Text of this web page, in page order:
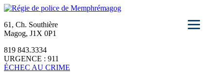
61, Ch. Southière
Magog, J1X 0P1
819 843.3334
URGENCE : 911
ÉCHEC AU CRIME